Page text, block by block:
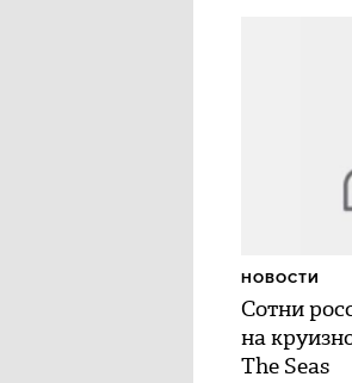
Сотни
на
The Seas
НОВОСТИ